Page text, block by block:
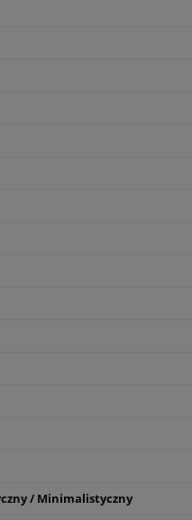
/ Minimalistyczny